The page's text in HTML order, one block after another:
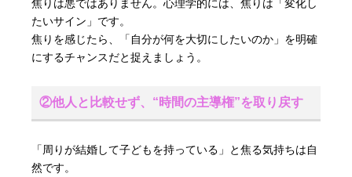
焦りは悪ではありません。心理学的には、焦りは「変化し
たいサイン」です。
焦りを感じたら、「自分が何を大切にしたいのか」を明確
にするチャンスだと捉えましょう。
②他人と比較せず、“時間の主導権”を取り戻す
「周りが結婚して子どもを持っている」と焦る気持ちは自
然です。